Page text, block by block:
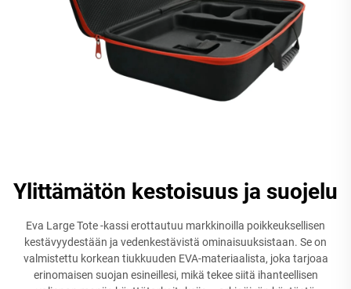
Ylittämätön kestoisuus ja suojelu
Eva Large Tote -kassi erottautuu markkinoilla poikkeuksellisen
kestävyydestään ja vedenkestävistä ominaisuuksistaan. Se on
valmistettu korkean tiukkuuden EVA-materiaalista, joka tarjoaa
erinomaisen suojan esineillesi, mikä tekee siitä ihanteellisen